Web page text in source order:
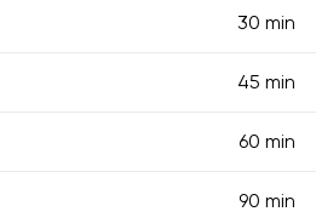
30 min
45 min
60 min
90 min